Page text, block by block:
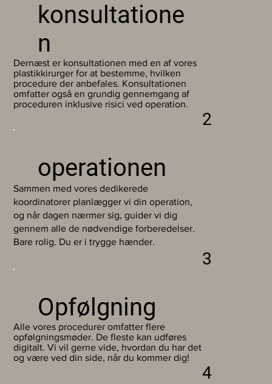
konsultatione
n
2
Dernæst er konsultationen med en af vores
plastikkirurger for at bestemme, hvilken
procedure der anbefales. Konsultationen
omfatter også en grundig gennemgang af
proceduren inklusive risici ved operation.
operationen
3
Sammen med vores dedikerede
koordinatorer planlægger vi din operation,
og når dagen nærmer sig, guider vi dig
gennem alle de nødvendige forberedelser.
Bare rolig. Du er i trygge hænder.
Opfølgning
4
Alle vores procedurer omfatter flere
opfølgningsmøder. De fleste kan udføres
digitalt. Vi vil gerne vide, hvordan du har det
og være ved din side, når du kommer dig!